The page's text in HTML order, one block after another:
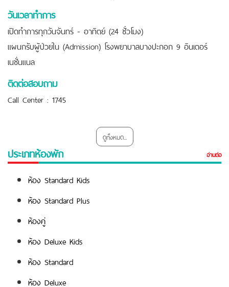
วันเวลาทำการ
เปิดทำการทุกวันจันทร์ - อาทิตย์ (24 ชั่วโมง)
แผนกรับผู้ป่วยใน (Admission) โรงพยาบาลบางปะกอก 9 อินเตอร์
เนชั่นแนล
ติดต่อสอบถาม
Call Center : 1745
ดูทั้งหมด...
ประเภทห้องพัก อ่านต่อ
ห้อง Standard Kids
ห้อง Standard Plus
ห้องคู่
ห้อง Deluxe Kids
ห้อง Standard
ห้อง Deluxe